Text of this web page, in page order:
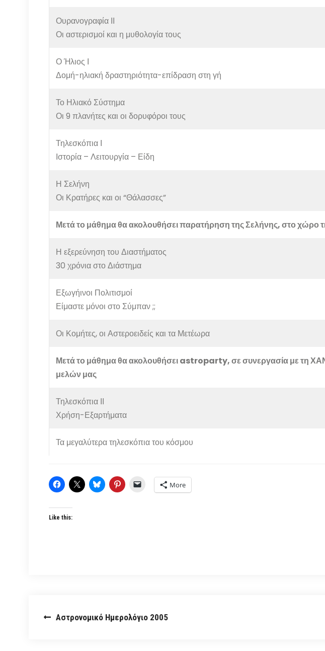
Ουρανογραφία ΙΙ
Οι αστερισμοί και η μυθολογία τους
Ο Ήλιος Ι
Δομή-ηλιακή δραστηριότητα-επίδραση στη γή
Το Ηλιακό Σύστημα
Οι 9 πλανήτες και οι δορυφόροι τους
Τηλεσκόπια Ι
Ιστορία – Λειτουργία – Είδη
Η Σελήνη
Οι Κρατήρες και οι “Θάλασσες”
Μετά το μάθημα θα ακολουθήσει παρατήρηση της Σελήνης, στο
Η εξερεύνηση του Διαστήματος
30 χρόνια στο Διάστημα
Εξωγήινοι Πολιτισμοί
Είμαστε μόνοι στο Σύμπαν ;;
Οι Κομήτες, οι Αστεροειδείς και τα Μετέωρα
Μετά το μάθημα θα ακολουθήσει astroparty, σε συνεργασία με τη
μελών μας
Τηλεσκόπια ΙΙ
Χρήση-Εξαρτήματα
Τα μεγαλύτερα τηλεσκόπια του κόσμου
More
Like this:
PostΑστρονομικό Ημερολόγιο 2005